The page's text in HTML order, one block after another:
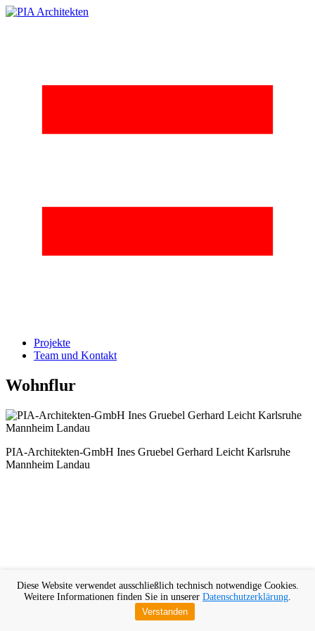
Projekte
Team und Kontakt
Wohnflur
PIA-Architekten-GmbH Ines Gruebel Gerhard Leicht Karlsruhe
Mannheim Landau
Diese Website verwendet ausschließlich technisch notwendige Cookies.
Weitere Informationen finden Sie in unserer Datenschutzerklärung.
Verstanden